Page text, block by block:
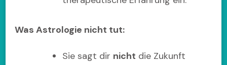
Was Astrologie nicht tut:
Sie sagt dir nicht die Zukunft